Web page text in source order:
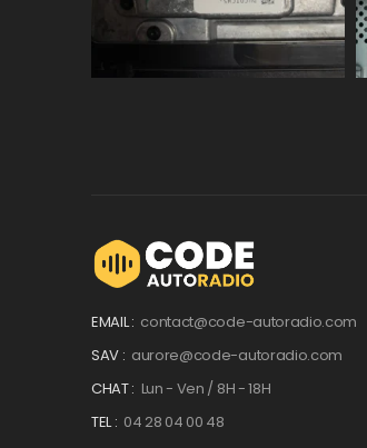
EMAIL : contact@code-autoradio.com
SAV : aurore@code-autoradio.com
CHAT : Lun - Ven / 8H - 18H
TEL : 04 28 04 00 48